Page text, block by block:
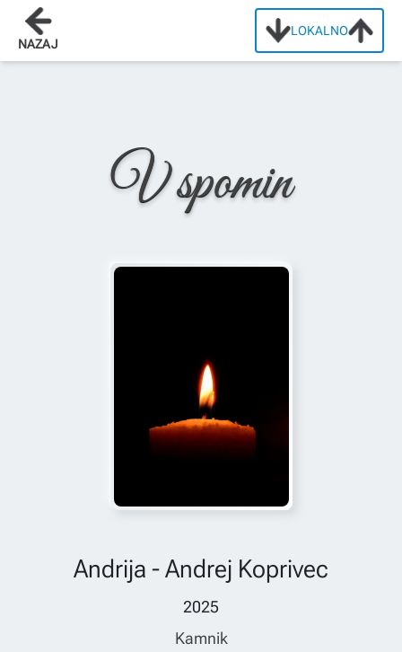
LOKALNO
NAZAJ
Domov
V spomin
Andrija - Andrej Koprivec
2025
Kamnik